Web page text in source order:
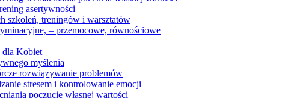
asertywności
szkoleń, treningów i warsztatów
– przemocowe, równościowe
dla Kobiet
myślenia
rozwiązywanie problemów
stresem i kontrolowanie emocji
poczucie własnej wartości